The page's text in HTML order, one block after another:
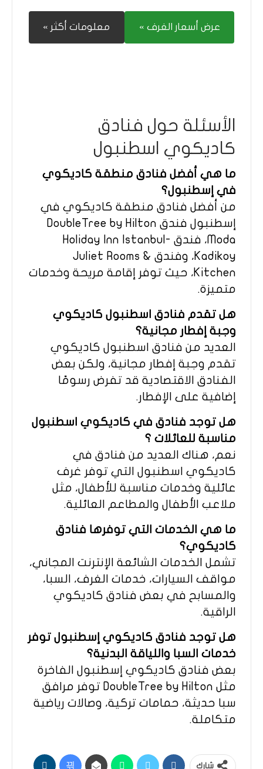
عرض أسعار الغرف » معلومات أكثر »
الأسئلة حول فنادق
كاديكوي اسطنبول
ما هي أفضل فنادق منطقة كاديكوي
في إسطنبول؟
من أفضل فنادق منطقة كاديكوي في
إسطنبول فندق DoubleTree by Hilton
Moda، فندق Holiday Inn Istanbul-
Kadikoy، وفندق Juliet Rooms &
Kitchen، حيث توفر إقامة مريحة وخدمات
متميزة.
هل تقدم فنادق اسطنبول كاديكوي
وجبة إفطار مجانية؟
العديد من فنادق اسطنبول كاديكوي
تقدم وجبة إفطار مجانية، ولكن بعض
الفنادق الاقتصادية قد تفرض رسومًا
إضافية على الإفطار.
هل توجد فنادق في كاديكوي اسطنبول
مناسبة للعائلات ؟
نعم، هناك العديد من فنادق في
كاديكوي اسطنبول التي توفر غرف
عائلية وخدمات مناسبة للأطفال، مثل
ملاعب الأطفال والمطاعم العائلية.
ما هي الخدمات التي توفرها فنادق
كاديكوي؟
تشمل الخدمات الشائعة الإنترنت المجاني،
مواقف السيارات، خدمات الغرف، السبا،
والمسابح في بعض فنادق كاديكوي
الراقية.
هل توجد فنادق كاديكوي إسطنبول توفر
خدمات السبا واللياقة البدنية؟
بعض فنادق كاديكوي إسطنبول الفاخرة
مثل DoubleTree by Hilton توفر مرافق
سبا حديثة، حمامات تركية، وصالات رياضية
متكاملة.
شارك